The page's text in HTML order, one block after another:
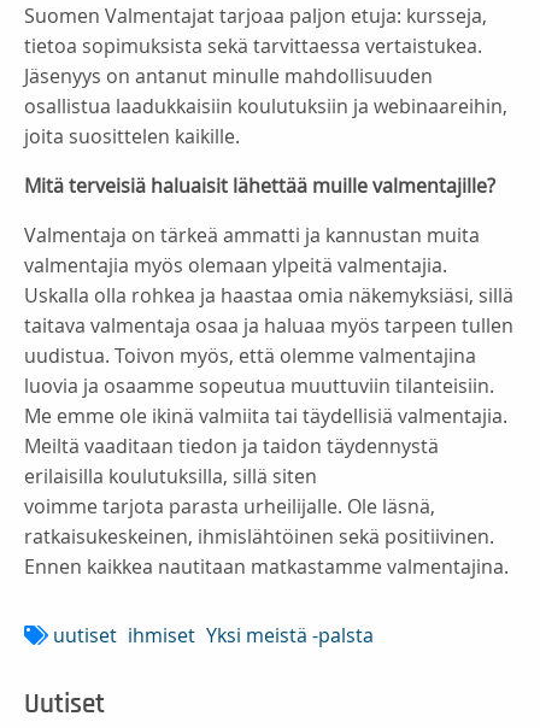
Suomen Valmentajat tarjoaa paljon etuja: kursseja,
tietoa sopimuksista sekä tarvittaessa vertaistukea.
Jäsenyys on antanut minulle mahdollisuuden
osallistua laadukkaisiin koulutuksiin ja webinaareihin,
joita suosittelen kaikille.
Mitä terveisiä haluaisit lähettää muille valmentajille?
Valmentaja on tärkeä ammatti ja kannustan muita
valmentajia myös olemaan ylpeitä valmentajia.
Uskalla olla rohkea ja haastaa omia näkemyksiäsi, sillä
taitava valmentaja osaa ja haluaa myös tarpeen tullen
uudistua. Toivon myös, että olemme valmentajina
luovia ja osaamme sopeutua muuttuviin tilanteisiin.
Me emme ole ikinä valmiita tai täydellisiä valmentajia.
Meiltä vaaditaan tiedon ja taidon täydennystä
erilaisilla koulutuksilla, sillä siten
voimme tarjota parasta urheilijalle. Ole läsnä,
ratkaisukeskeinen, ihmislähtöinen sekä positiivinen.
Ennen kaikkea nautitaan matkastamme valmentajina.
uutiset ihmiset Yksi meistä -palsta
Uutiset